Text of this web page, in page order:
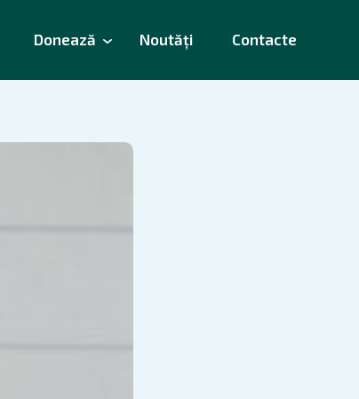
Donează Noutăți Contacte